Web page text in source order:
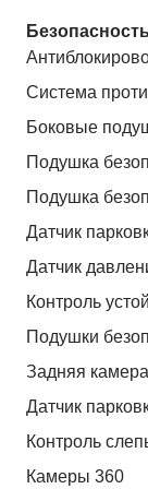
Система
Боковые
Подушка
Подушка
Датчик
Датчик
Контроль
Подушки
Задняя камера
Датчик
Контроль
Камеры 360